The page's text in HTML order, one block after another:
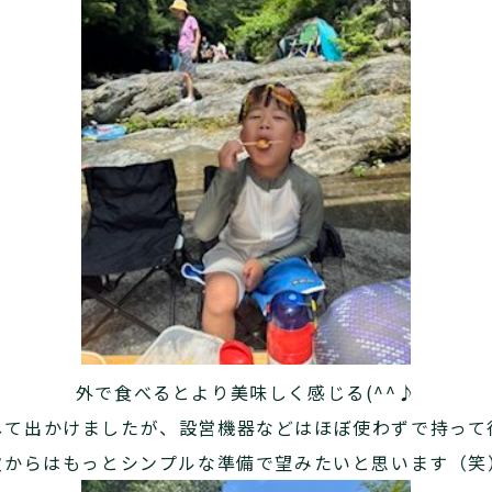
外で食べるとより美味しく感じる(^^♪
出かけましたが、設営機器などはほぼ使わずで持って
らはもっとシンプルな準備で望みたいと思います（笑